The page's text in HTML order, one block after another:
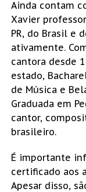
Ainda contam
Xavier
PR, do Brasil e
ativamente.
cantora desde
estado,
de Música e
Graduada em
cantor,
brasileiro.
É importante
certificado aos
Apesar disso,